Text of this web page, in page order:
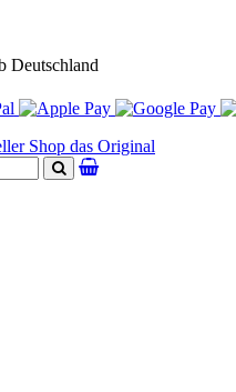
Deutschland
Suchen